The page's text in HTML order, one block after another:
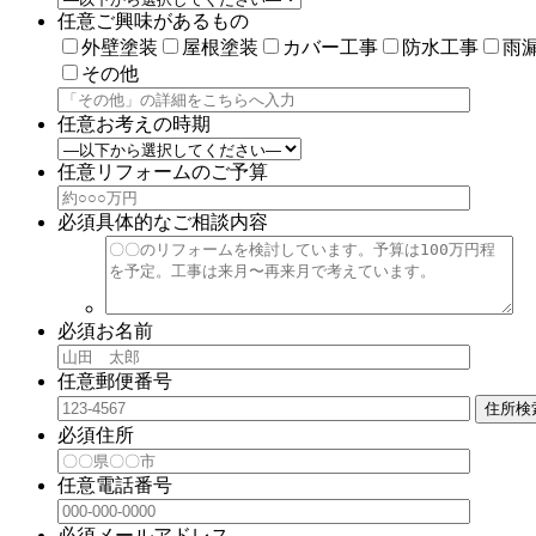
任意ご興味があるもの
外壁塗装
屋根塗装 カバー工事 防水工事
雨
その他
任意お考えの時期
任意リフォームのご予算
必須具体的なご相談内容
必須お名前
任意郵便番号
住所検
必須住所
任意電話番号